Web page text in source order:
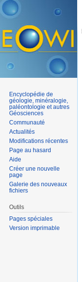
Encyclopédie de
géologie, minéralogie,
paléontologie et autres
Géosciences
Communauté
Actualités
Modifications récentes
Page au hasard
Aide
Créer une nouvelle
page
Galerie des nouveaux
fichiers
Outils
Pages spéciales
Version imprimable